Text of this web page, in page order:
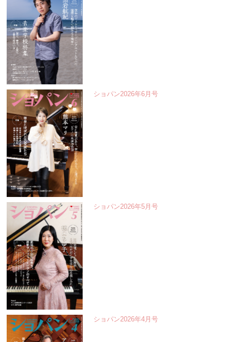
ショパン2026年6月号
ショパン2026年5月号
ショパン2026年4月号